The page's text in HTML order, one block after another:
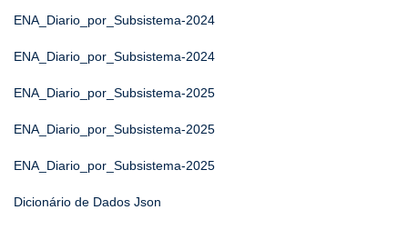
ENA_Diario_por_Subsistema-2024
ENA_Diario_por_Subsistema-2024
ENA_Diario_por_Subsistema-2025
ENA_Diario_por_Subsistema-2025
ENA_Diario_por_Subsistema-2025
Dicionário de Dados Json